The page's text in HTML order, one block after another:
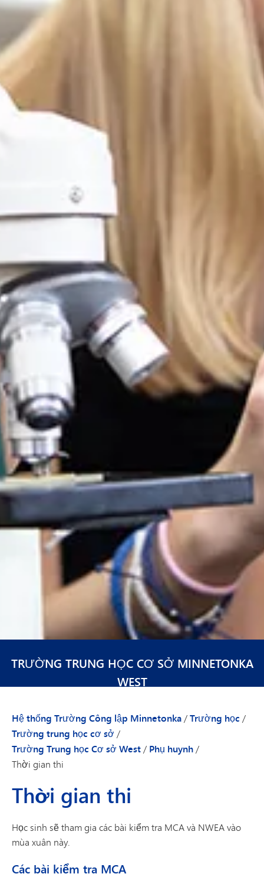
TRƯỜNG TRUNG HỌC CƠ SỞ MINNETONKA
WEST
Hệ thống Trường Công lập Minnetonka/Trường học /
Trường trung học cơ sở /
Trường Trung học Cơ sở West/ Phụ huynh/
Thời gian thi
Thời gian thi
Học sinh sẽ tham gia các bài kiểm tra MCA và NWEA vào
mùa xuân này.
Các bài kiểm tra MCA